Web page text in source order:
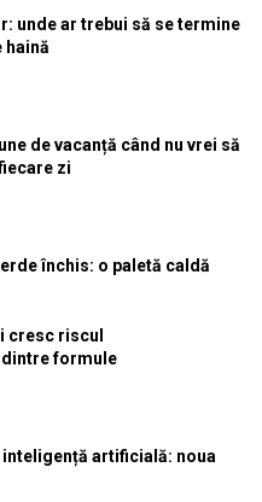
unde ar trebui să se termine
haină
de vacanță când nu vrei să
zi
închis: o paletă caldă
cresc riscul
formule
inteligență artificială: noua